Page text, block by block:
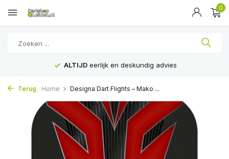
0
ALTIJD eerlijk en deskundig advies
Terug Home Designa Dart Flights – Mako ...